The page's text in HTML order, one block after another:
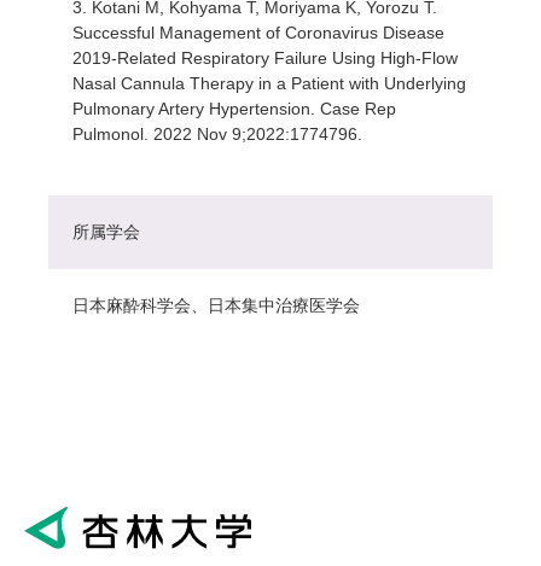
3. Kotani M, Kohyama T, Moriyama K, Yorozu T.
Successful Management of Coronavirus Disease
2019-Related Respiratory Failure Using High-Flow
Nasal Cannula Therapy in a Patient with Underlying
Pulmonary Artery Hypertension. Case Rep
Pulmonol. 2022 Nov 9;2022:1774796.
所属学会
日本麻酔科学会、日本集中治療医学会